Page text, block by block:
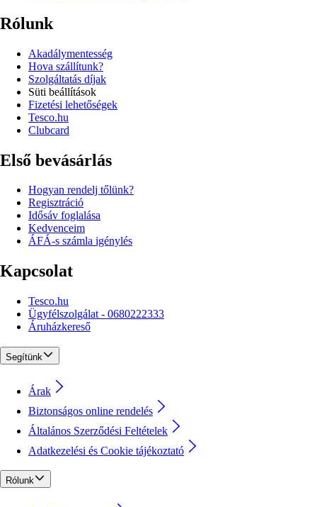
Rólunk
Akadálymentesség
Hova szállítunk?
Szolgáltatás díjak
Süti beállítások
Fizetési lehetőségek
Tesco.hu
Clubcard
Első bevásárlás
Hogyan rendelj tőlünk?
Regisztráció
Idősáv foglalása
Kedvenceim
ÁFÁ-s számla igénylés
Kapcsolat
Tesco.hu
Ügyfélszolgálat - 0680222333
Áruházkereső
Segítünk
Árak
Biztonságos online rendelés
Általános Szerződési Feltételek
Adatkezelési és Cookie tájékoztató
Rólunk